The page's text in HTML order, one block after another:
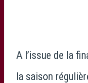
A l’issue de la
la saison